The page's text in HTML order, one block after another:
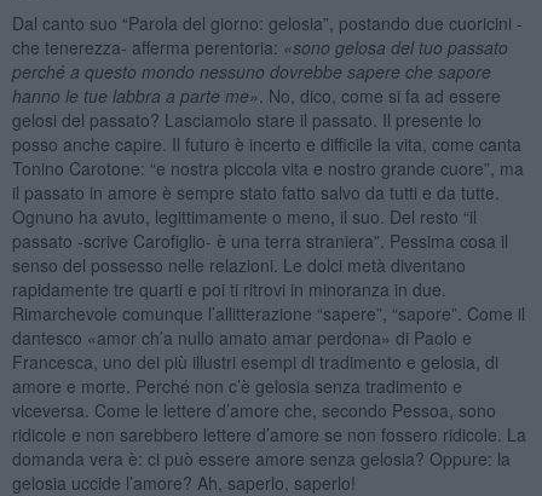
Dal canto suo “Parola del giorno: gelosia”, postando due cuoricini -
che tenerezza- afferma perentoria: «sono gelosa del tuo passato
perché a questo mondo nessuno dovrebbe sapere che sapore
hanno le tue labbra a parte me» . No, dico, come si fa ad essere
gelosi del passato? Lasciamolo stare il passato. Il presente lo
posso anche capire. Il futuro è incerto e difficile la vita, come canta
Tonino Carotone: “e nostra piccola vita e nostro grande cuore”, ma
il passato in amore è sempre stato fatto salvo da tutti e da tutte.
Ognuno ha avuto, legittimamente o meno, il suo. Del resto “il
passato -scrive Carofiglio- è una terra straniera”. Pessima cosa il
senso del possesso nelle relazioni. Le dolci metà diventano
rapidamente tre quarti e poi ti ritrovi in minoranza in due.
Rimarchevole comunque l’allitterazione “sapere”, “sapore”. Come il
dantesco «amor ch’a nullo amato amar perdona» di Paolo e
Francesca, uno dei più illustri esempi di tradimento e gelosia, di
amore e morte. Perché non c’è gelosia senza tradimento e
viceversa. Come le lettere d’amore che, secondo Pessoa, sono
ridicole e non sarebbero lettere d’amore se non fossero ridicole. La
domanda vera è: ci può essere amore senza gelosia? Oppure: la
gelosia uccide l’amore? Ah, saperlo, saperlo!